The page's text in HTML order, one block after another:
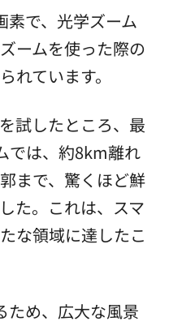
素で、光学ズーム
ームを使った際の
れています。
試したところ、最
では、約8km離れ
まで、驚くほど鮮
た。これは、スマ
な領域に達したこ
ため、広大な風景